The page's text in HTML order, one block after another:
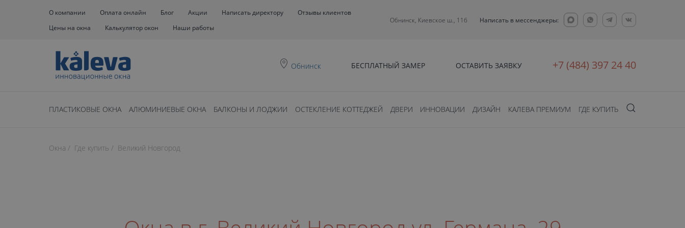
О компании Оплата онлайн Блог Акции Написать директору
Отзывы клиентов
Цены на окна
Калькулятор окон Наши работы
Обнинск, Киевское ш., 11б Написать в мессенджеры:
Обнинск БЕСПЛАТНЫЙ ЗАМЕР ОСТАВИТЬ ЗАЯВКУ +7 (484) 397 24 40
ПЛАСТИКОВЫЕ ОКНА АЛЮМИНИЕВЫЕ ОКНА БАЛКОНЫ И ЛОДЖИИ ОСТЕКЛЕНИЕ КОТТЕДЖЕЙ ДВЕРИ ИННОВАЦИИ ДИЗАЙН КАЛЕВА ПРЕМИУМ ГДЕ КУПИТЬ
Окна Где купить Великий Новгород